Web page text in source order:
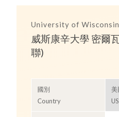
University of
威斯康辛大學 密爾
聯)
國別
Country
美